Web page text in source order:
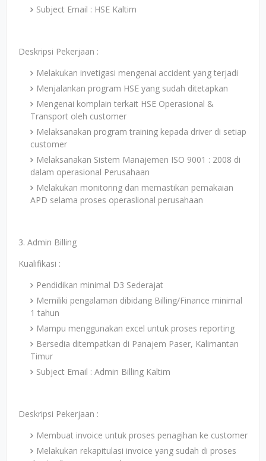
Subject Email : HSE Kaltim
Deskripsi Pekerjaan :
Melakukan invetigasi mengenai accident yang terjadi
Menjalankan program HSE yang sudah ditetapkan
Mengenai komplain terkait HSE Operasional &
Transport oleh customer
Melaksanakan program training kepada driver di setiap
customer
Melaksanakan Sistem Manajemen ISO 9001 : 2008 di
dalam operasional Perusahaan
Melakukan monitoring dan memastikan pemakaian
APD selama proses operaslional perusahaan
3. Admin Billing
Kualifikasi :
Pendidikan minimal D3 Sederajat
Memiliki pengalaman dibidang Billing/Finance minimal
1 tahun
Mampu menggunakan excel untuk proses reporting
Bersedia ditempatkan di Panajem Paser, Kalimantan
Timur
Subject Email : Admin Billing Kaltim
Deskripsi Pekerjaan :
Membuat invoice untuk proses penagihan ke customer
Melakukan rekapitulasi invoice yang sudah di proses